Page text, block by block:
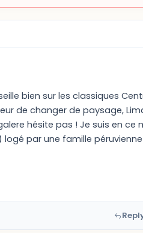
bien sur les classiques
de changer de paysage,
hésite pas ! Je suis en ce
par une famille